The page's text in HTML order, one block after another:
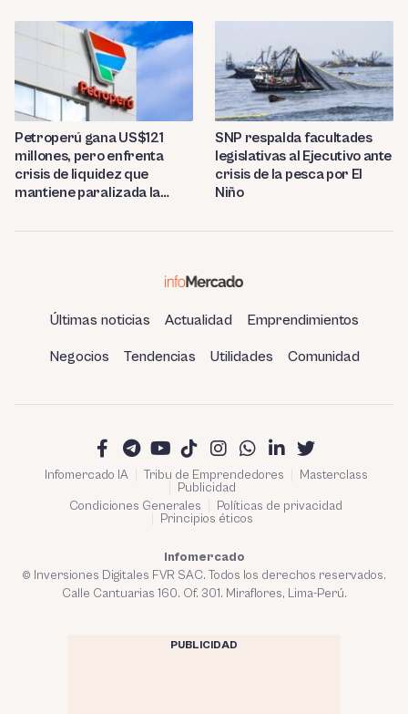
Petroperú gana US$121
millones, pero enfrenta
crisis de liquidez que
mantiene paralizada la
SNP respalda facultades
legislativas al Ejecutivo ante
crisis de la pesca por El
Niño
Últimas noticias Actualidad Emprendimientos
Negocios Tendencias Utilidades Comunidad
Infomercado IA Tribu de Emprendedores
Masterclass
Publicidad
Condiciones Generales
Políticas de privacidad
Principios éticos
Infomercado
© Inversiones Digitales FVR SAC. Todos los derechos reservados.
Calle Cantuarias 160. Of. 301. Miraflores, Lima-Perú.
PUBLICIDAD